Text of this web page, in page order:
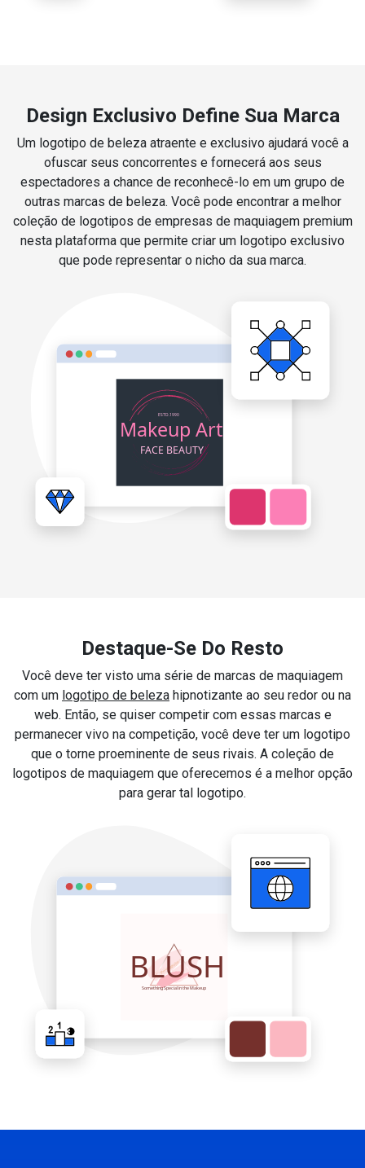
Design Exclusivo Define Sua Marca
Um logotipo de beleza atraente e exclusivo ajudará você a
ofuscar seus concorrentes e fornecerá aos seus
espectadores a chance de reconhecê-lo em um grupo de
outras marcas de beleza. Você pode encontrar a melhor
coleção de logotipos de empresas de maquiagem premium
nesta plataforma que permite criar um logotipo exclusivo
que pode representar o nicho da sua marca.
Destaque-Se Do Resto
Você deve ter visto uma série de marcas de maquiagem
com um logotipo de beleza hipnotizante ao seu redor ou na
web. Então, se quiser competir com essas marcas e
permanecer vivo na competição, você deve ter um logotipo
que o torne proeminente de seus rivais. A coleção de
logotipos de maquiagem que oferecemos é a melhor opção
para gerar tal logotipo.